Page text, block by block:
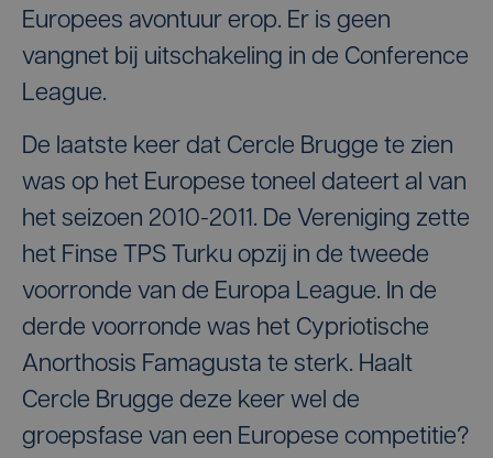
Europees avontuur erop. Er is geen
vangnet bij uitschakeling in de Conference
League.
De laatste keer dat Cercle Brugge te zien
was op het Europese toneel dateert al van
het seizoen 2010-2011. De Vereniging zette
het Finse TPS Turku opzij in de tweede
voorronde van de Europa League. In de
derde voorronde was het Cypriotische
Anorthosis Famagusta te sterk. Haalt
Cercle Brugge deze keer wel de
groepsfase van een Europese competitie?